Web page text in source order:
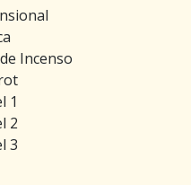
Incenso
1
2
3